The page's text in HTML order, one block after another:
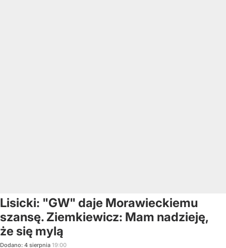
Lisicki: "GW" daje Morawieckiemu
szansę. Ziemkiewicz: Mam nadzieję,
że się mylą
Dodano: 4 sierpnia 19:00